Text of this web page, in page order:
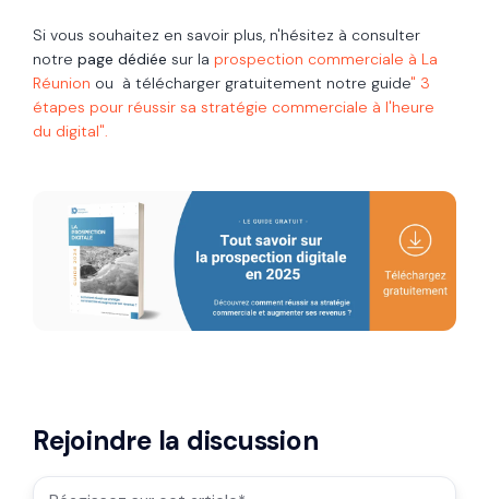
Si vous souhaitez en savoir plus, n'hésitez à consulter
notre page dédiée sur la prospection commerciale à La
Réunion ou à télécharger gratuitement notre guide" 3
étapes pour réussir sa stratégie commerciale à l'heure
du digital".
Rejoindre la discussion